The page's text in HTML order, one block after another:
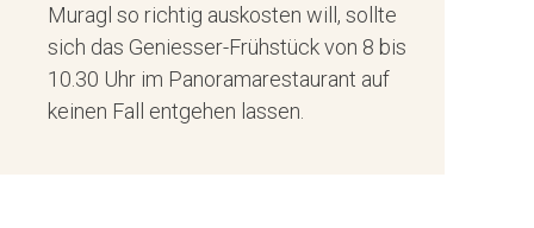
Muragl so richtig auskosten will, sollte
sich das Geniesser-Frühstück von 8 bis
10.30 Uhr im Panoramarestaurant auf
keinen Fall entgehen lassen.